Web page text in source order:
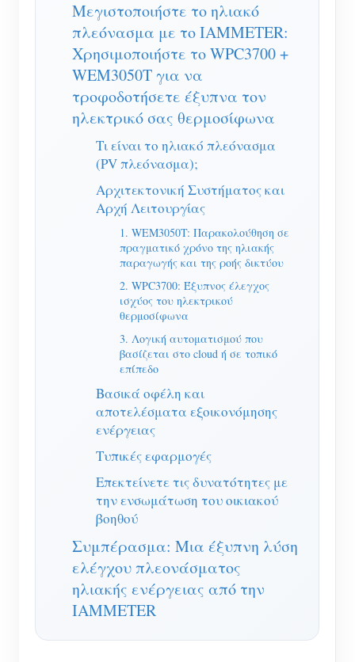
Ελεγκτής ισχύος WiFi
IAMMETER Cloud Pro
Υπηρεσία αυτο-φιλοξενίας
Φορτιστής EV
IAMMETER Simulator
Εικονικός μετρητής
Σύστημα Πρόβλεψης και Προσομοίωσης
Ενέργειας
Εφαρμογές
Επιτηρητής ενέργειας ηλιακού φωτοβολταϊκού
συστήματος
Παρακολούθηση Χρήσης Ηλεκτρικής Ενέργειας
Σύστημα ελέγχου Φ/Β θερμαντήρα
Οικιακός αυτοματισμός
Ενεργειακή Παρακολούθηση Εργοστασίων
Κατάστημα
Γρήγορη εκκίνηση προϊόντος
Εγγραφο
Εκπαιδευτικό βίντεο
FAQ
Blogs
Κοινότητα
Εξερευνώ
Πρόγραμμα επιβράβευσης
Επικοινωνία
Σχετικά με εμάς
Μεγιστοποιήστε το ηλιακό
πλεόνασμα με το IAMMETER:
Χρησιμοποιήστε το WPC3700 +
WEM3050T για να
τροφοδοτήσετε έξυπνα τον
ηλεκτρικό σας θερμοσίφωνα
Τι είναι το ηλιακό πλεόνασμα
(PV πλεόνασμα);
Αρχιτεκτονική Συστήματος και
Αρχή Λειτουργίας
1. WEM3050T: Παρακολούθηση σε
πραγματικό χρόνο της ηλιακής
παραγωγής και της ροής δικτύου
2. WPC3700: Έξυπνος έλεγχος
ισχύος του ηλεκτρικού
θερμοσίφωνα
3. Λογική αυτοματισμού που
βασίζεται στο cloud ή σε τοπικό
επίπεδο
Βασικά οφέλη και
αποτελέσματα εξοικονόμησης
ενέργειας
Τυπικές εφαρμογές
Επεκτείνετε τις δυνατότητες με
την ενσωμάτωση του οικιακού
βοηθού
Συμπέρασμα: Μια έξυπνη λύση
ελέγχου πλεονάσματος
ηλιακής ενέργειας από την
IAMMETER